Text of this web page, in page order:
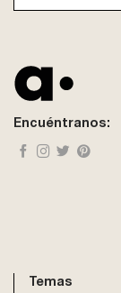
left
Encuéntranos:
Temas